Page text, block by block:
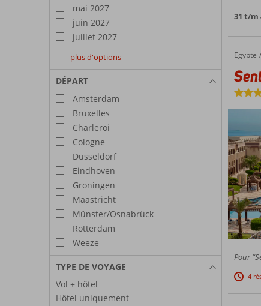
mai 2027
juin 2027
juillet 2027
août
2027
septembre
2027
octobre
2027
plus d'options
DÉPART
Amsterdam
Bruxelles
Charleroi
Cologne
Düsseldorf
Eindhoven
Groningen
Maastricht
Münster/Osnabrück
Rotterdam
Weeze
TYPE DE VOYAGE
Vol + hôtel
Hôtel uniquement
31 t/m
Accueil
Egypte
Sentido Mamlouk Palace
Pour
4